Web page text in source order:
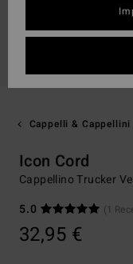
Cappelli & Cappellini
Icon Cord
Cappellino Trucker
5.0
(1
32,95 €